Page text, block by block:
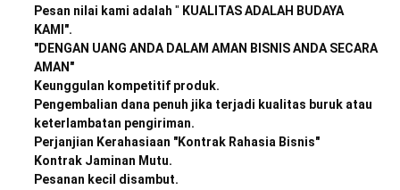
Pesan nilai kami adalah " KUALITAS ADALAH BUDAYA
KAMI".
"DENGAN UANG ANDA DALAM AMAN BISNIS ANDA SECARA
AMAN"
Keunggulan kompetitif produk.
Pengembalian dana penuh jika terjadi kualitas buruk atau
keterlambatan pengiriman.
Perjanjian Kerahasiaan "Kontrak Rahasia Bisnis"
Kontrak Jaminan Mutu.
Pesanan kecil disambut.